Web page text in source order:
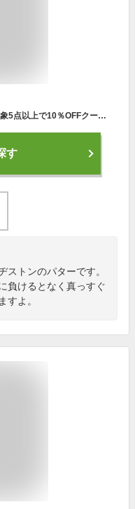
【1/24 20時〜1/31 12時59分 限定 全品対象5点以上で10％OFFクーポン】 BRIDGSTONE GOLF(ブリヂストンゴルフ)日本正規品 Jr.シリーズパター ジュニアオリジナルスチールシャフト 【あす楽対応】
す
ストンのパターです。
負けるとなく真っすぐ
すよ。